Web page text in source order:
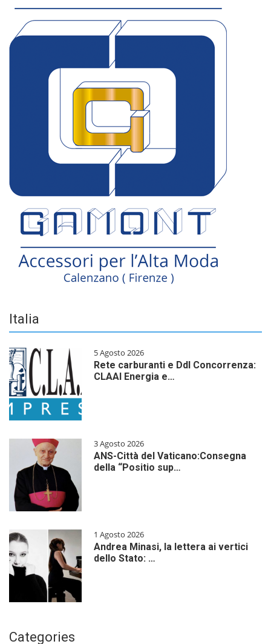
Italia
5 Agosto 2026
Rete carburanti e Ddl Concorrenza:
CLAAI Energia e…
3 Agosto 2026
ANS-Città del Vaticano:Consegna
della “Positio sup…
1 Agosto 2026
Andrea Minasi, la lettera ai vertici
dello Stato: …
Categories